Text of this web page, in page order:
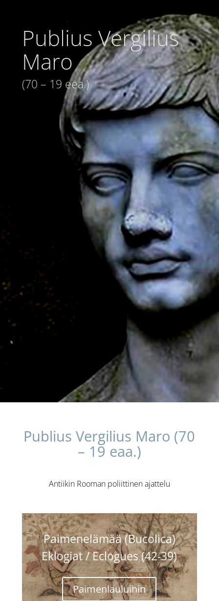
Publius Vergilius
Maro
(70 – 19 eea.)
Publius Vergilius Maro (70
– 19 eaa.)
Antiikin Rooman poliittinen ajattelu
Paimenelämää (Bucolica)
Eklogiat / Eclogues (42-39)
Paimenlauluihin